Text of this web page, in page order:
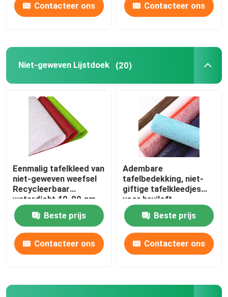
Contacteer ons Contacteer ons
Niet-geweven Lijstdoek (20)
Eenmalig tafelkleed van
niet-geweven weefsel
Recycleerbaar
waterdicht 40-80 gm
Beste prijs
Contacteer ons
Adembare
tafelbedekking, niet-
giftige tafelkleedjes
voor bruiloft.
Beste prijs
Contacteer ons